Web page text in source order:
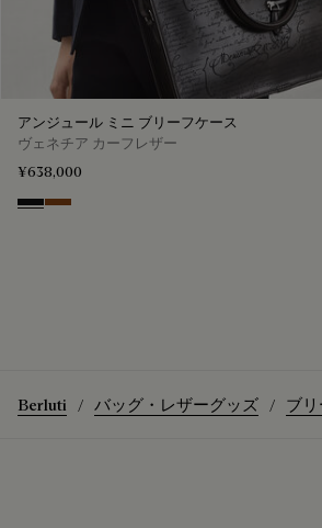
アンジュール ミニ ブリーフケース
ヴェネチア カーフレザー
¥638,000
Nero Grigio
Cacao Intenso
Berluti バッグ・レザーグッズ ブ